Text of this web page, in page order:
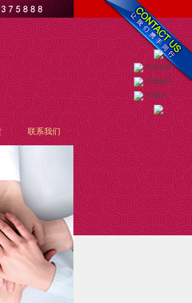
联系我们
中远业务
平面设计
3D设计